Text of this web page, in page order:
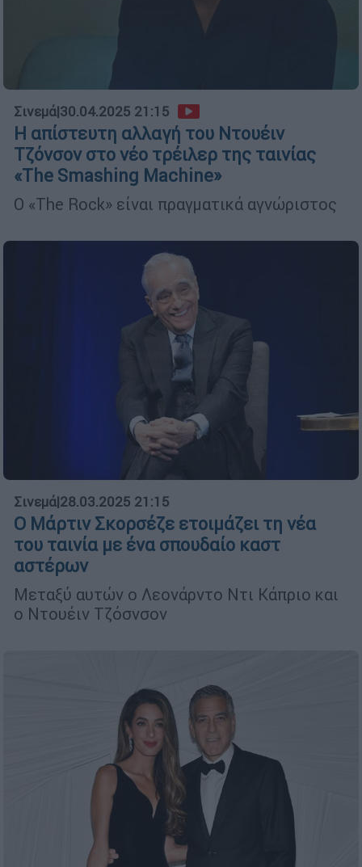
Σινεμά|30.04.2025 21:15
Η απίστευτη αλλαγή του Ντουέιν
Τζόνσον στο νέο τρέιλερ της ταινίας
«The Smashing Machine»
Ο «The Rock» είναι πραγματικά αγνώριστος
Σινεμά|28.03.2025 21:15
Ο Μάρτιν Σκορσέζε ετοιμάζει τη νέα
του ταινία με ένα σπουδαίο καστ
αστέρων
Μεταξύ αυτών ο Λεονάρντο Ντι Κάπριο και
ο Ντουέιν Τζόσνσον